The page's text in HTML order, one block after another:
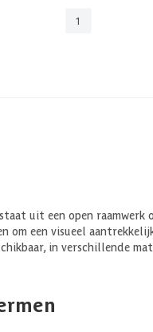
1
uit een open
om een visueel
in verschillende